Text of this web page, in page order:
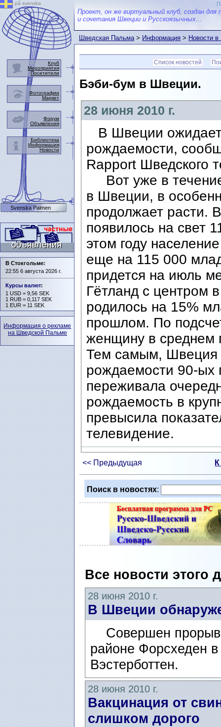
Проект, он же виртуальный клуб, создан для
и сочетания Швеции и Русскоязычных...
Шведская Пальма>Информация>Новости
Список новостей
Бэби-бум в Швеции.
28 июня 2010 г.
В Швеции
рождаемости,
Rapport Шведского
Вот уже в
в Швеции, в
продолжает расти.
появилось на свет
этом году
еще на 115 000
придется на июль
Гётланд с центром
родилось на 15%
прошлом. По
женщину в среднем
Тем самым, Швеция
рождаемости 90-ых
переживала
рождаемость в
превысила
телевидение.
<< Предыдущая
Поиск в новостях:
Все новости этого
28 июня 2010 г.
В Швеции
Совершен прорыв
районе Форсхеден
Вэстерботтен.
28 июня 2010 г.
Вакцинация от
слишком дорого
på svenska
Клуб
Мероприятия
Посетители
Фотографии
Маркет
Форум
Объявления
Библиотека
Информация
Новости
Svenska Palmen
В Стокгольме:
22:55 6 августа 2026 г.
Курсы валют:
1 USD = 9,56 SEK
1 RUB = 0,117 SEK
1 EUR = 11 SEK
Информация о рекламе
на Шведской Пальме